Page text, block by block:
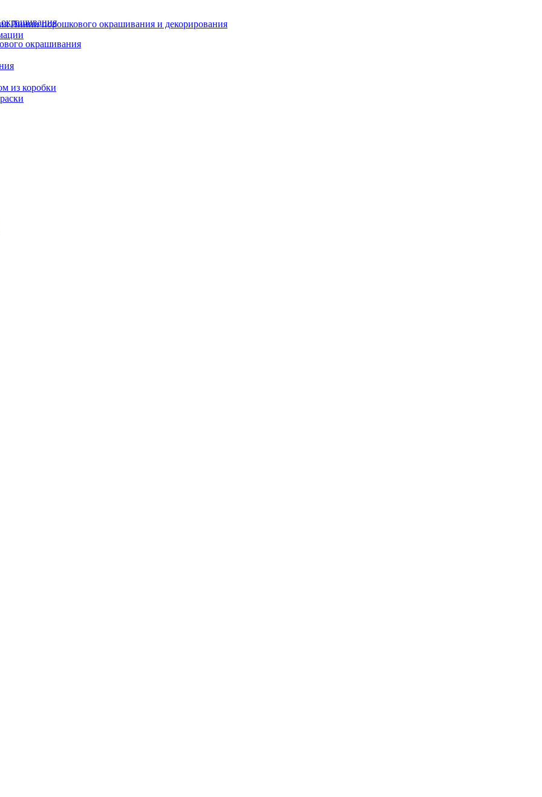
Линии порошкового окрашивания и декорирования
окрашивания
окрашивания
из коробки